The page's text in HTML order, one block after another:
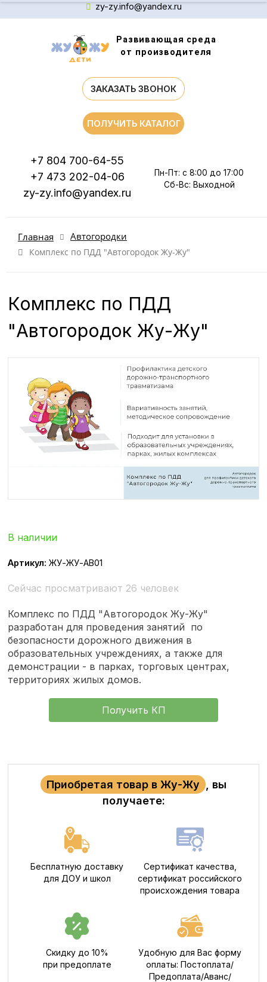
zy-zy.info@yandex.ru
Развивающая среда
от производителя
ЗАКАЗАТЬ ЗВОНОК
+7 804 700-64-55
+7 473 202-04-06
zy-zy.info@yandex.ru
Пн-Пт: с 8:00 до 17:00
Сб-Вс: Выходной
ПОЛУЧИТЬ КАТАЛОГ
Главная Автогородки
Комплекс по ПДД "Автогородок Жу-Жу"
Комплекс по ПДД
"Автогородок Жу-Жу"
В наличии
Артикул: ЖУ-ЖУ-АВ01
Сейчас просматривают 26 человек
Комплекс по ПДД "Автогородок Жу-Жу"
разработан для проведения занятий по
безопасности дорожного движения в
образовательных учреждениях, а также для
демонстрации - в парках, торговых центрах,
территориях жилых домов.
Получить КП
Приобретая товар в Жу-Жу
, вы
получаете:
Бесплатную доставку
для ДОУ и школ
Сертификат качества,
сертификат российского
происхождения товара
Скидку до 10%
при предоплате
Удобную для Вас форму
оплаты: Постоплата/
Предоплата/Аванс/